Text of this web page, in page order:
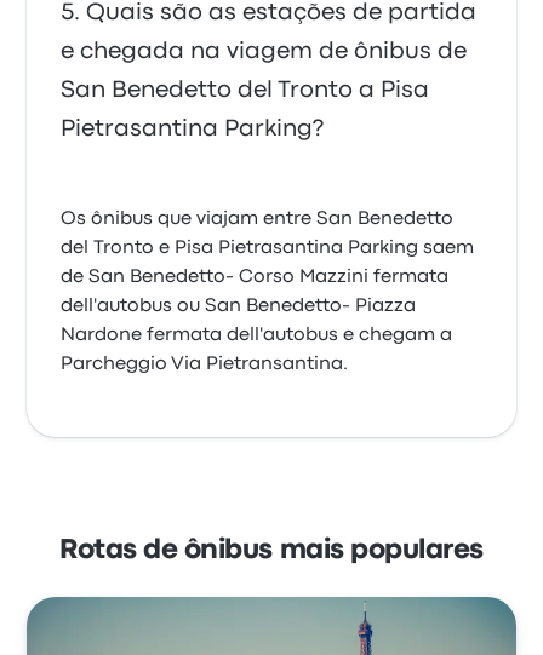
Quais são as estações de partida
e chegada na viagem de ônibus de
San Benedetto del Tronto a Pisa
Pietrasantina Parking?
Os ônibus que viajam entre San Benedetto
del Tronto e Pisa Pietrasantina Parking saem
de San Benedetto- Corso Mazzini fermata
dell'autobus ou San Benedetto- Piazza
Nardone fermata dell'autobus e chegam a
Parcheggio Via Pietransantina.
Rotas de ônibus mais populares